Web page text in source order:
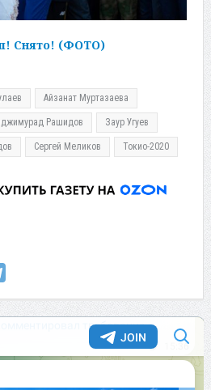
Снято! (ФОТО)
Айзанат Муртазаева
Рашидов Заур Угуев
Сергей Меликов Токио-2020